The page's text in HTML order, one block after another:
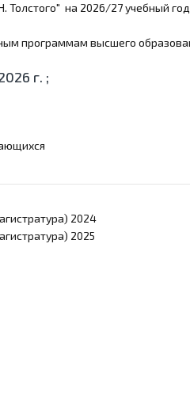
Толстого" на 2026/27 учебный
программам высшего
г. ;
2024
2025